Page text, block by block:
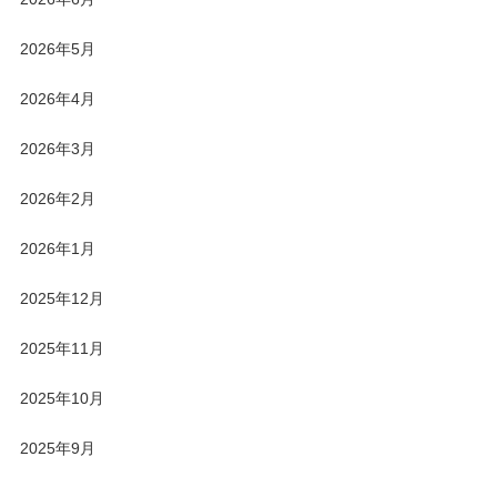
2026年5月
2026年4月
2026年3月
2026年2月
2026年1月
2025年12月
2025年11月
2025年10月
2025年9月